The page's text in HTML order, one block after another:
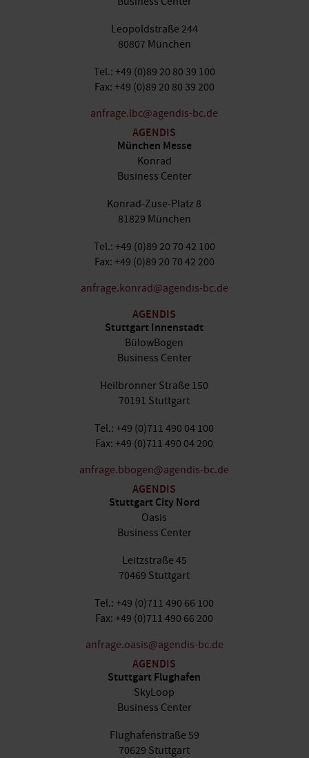
Leopoldstraße 244
80807 München
Tel.: +49 (0)89 20 80 39 100
Fax: +49 (0)89 20 80 39 200
anfrage.lbc@agendis-bc.de
AGENDIS
München Messe
Konrad
Business Center
Konrad-Zuse-Platz 8
81829 München
Tel.: +49 (0)89 20 70 42 100
Fax: +49 (0)89 20 70 42 200
anfrage.konrad@agendis-bc.de
AGENDIS
Stuttgart Innenstadt
BülowBogen
Business Center
Heilbronner Straße 150
70191 Stuttgart
Tel.: +49 (0)711 490 04 100
Fax: +49 (0)711 490 04 200
anfrage.bbogen@agendis-bc.de
AGENDIS
Stuttgart City Nord
Oasis
Business Center
Leitzstraße 45
70469 Stuttgart
Tel.: +49 (0)711 490 66 100
Fax: +49 (0)711 490 66 200
anfrage.oasis@agendis-bc.de
AGENDIS
Stuttgart Flughafen
SkyLoop
Business Center
Flughafenstraße 59
70629 Stuttgart